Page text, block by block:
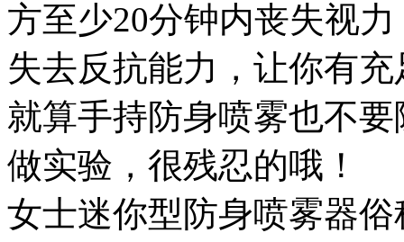
方至少20分钟内丧失视
失去反抗能力，让你有
就算手持防身喷雾也不
做实验，很残忍的哦！
女士迷你型防身喷雾器